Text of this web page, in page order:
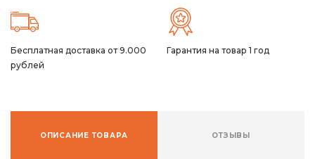
Бесплатная доставка от 9.000
рублей
Гарантия на товар 1 год
ОПИСАНИЕ ТОВАРА ОТЗЫВЫ